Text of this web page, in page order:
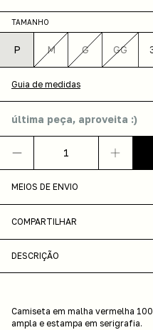
TAMANHO
P M G GG
Guia de medidas
última peça, aproveita :)
MEIOS DE ENVIO
COMPARTILHAR
DESCRIÇÃO
Camiseta em malha vermelha
ampla e estampa em serigrafia.